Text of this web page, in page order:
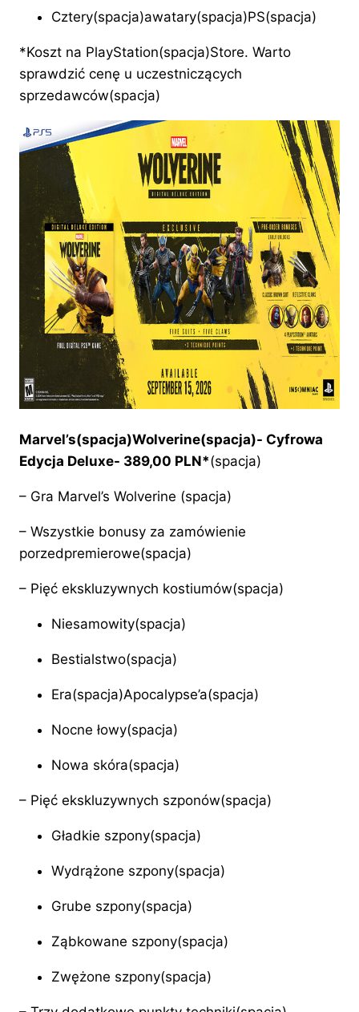
Cztery(spacja)awatary(spacja)PS(spacja)
*Koszt na PlayStation(spacja)Store. Warto
sprawdzić cenę u uczestniczących
sprzedawców(spacja)
Marvel’s(spacja)Wolverine(spacja)- Cyfrowa
Edycja Deluxe- 389,00 PLN*(spacja)
– Gra Marvel’s Wolverine (spacja)
– Wszystkie bonusy za zamówienie
porzedpremierowe(spacja)
– Pięć ekskluzywnych kostiumów(spacja)
Niesamowity(spacja)
Bestialstwo(spacja)
Era(spacja)Apocalypse’a(spacja)
Nocne łowy(spacja)
Nowa skóra(spacja)
– Pięć ekskluzywnych szponów(spacja)
Gładkie szpony(spacja)
Wydrążone szpony(spacja)
Grube szpony(spacja)
Ząbkowane szpony(spacja)
Zwężone szpony(spacja)